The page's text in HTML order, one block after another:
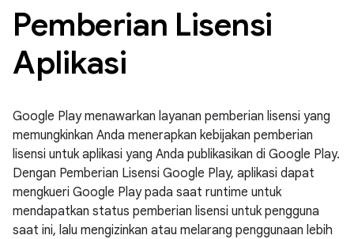
Pemberian Lisensi
Aplikasi
Google Play menawarkan layanan pemberian lisensi yang
memungkinkan Anda menerapkan kebijakan pemberian
lisensi untuk aplikasi yang Anda publikasikan di Google Play.
Dengan Pemberian Lisensi Google Play, aplikasi dapat
mengkueri Google Play pada saat runtime untuk
mendapatkan status pemberian lisensi untuk pengguna
saat ini, lalu mengizinkan atau melarang penggunaan lebih